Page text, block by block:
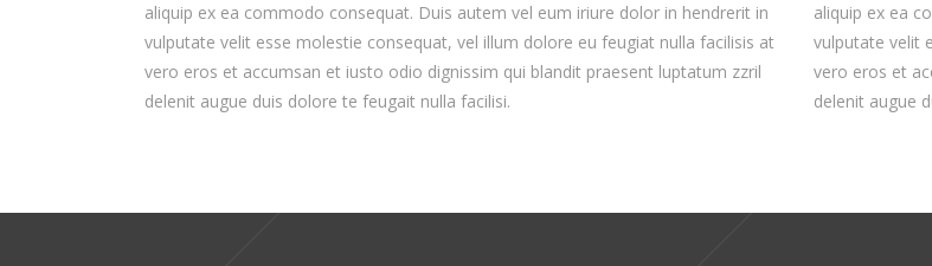
We strive to be the
best and make
awesome work.
aliquip ex ea commodo consequat. Duis autem vel eum iriure dolor in hendrerit in
vulputate velit esse molestie consequat, vel illum dolore eu feugiat nulla facilisis at
vero eros et accumsan et iusto odio dignissim qui blandit praesent luptatum zzril
delenit augue duis dolore te feugait nulla facilisi.
aliquip ex ea
vulputate velit
vero eros et
delenit augue